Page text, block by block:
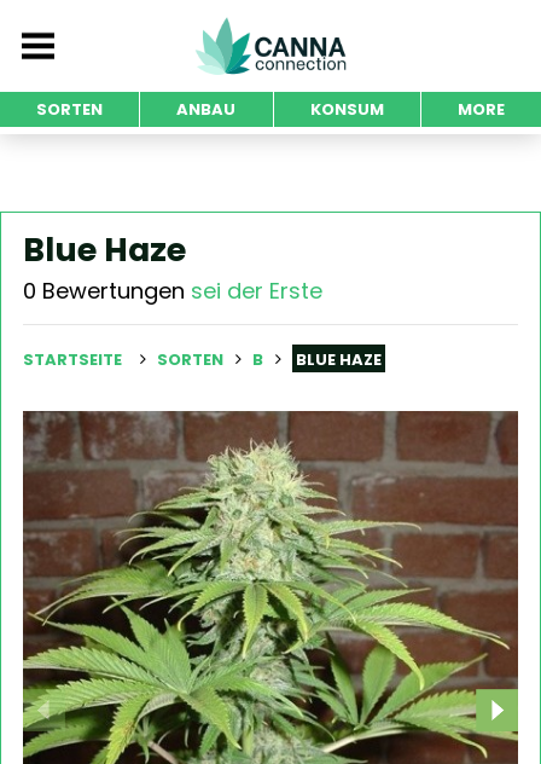
SORTEN ANBAU KONSUM MORE
Blue Haze
0 Bewertungen sei der Erste
STARTSEITE SORTEN B BLUE HAZE